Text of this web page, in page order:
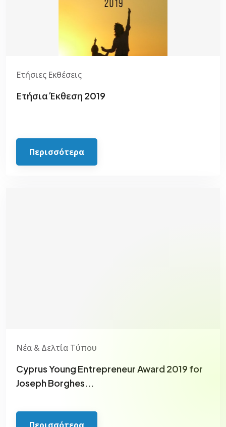
Ετήσιες Εκθέσεις
Ετήσια Έκθεση 2019
Περισσότερα
Νέα & Δελτία Τύπου
Cyprus Young Entrepreneur Award 2019 for
Joseph Borghes...
Περισσότερα